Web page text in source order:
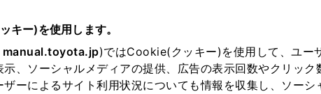
キー)を使用します。
manual.toyota.jp)ではCookie(クッキー)を使用して、ユー
、ソーシャルメディアの提供、広告の表示回数やクリック
ーによるサイト利用状況についても情報を収集し、ソーシ